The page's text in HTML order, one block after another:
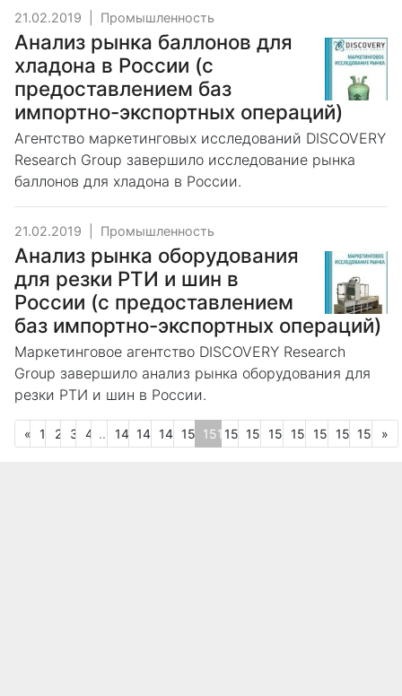
21.02.2019 Промышленность
Анализ рынка баллонов для
хладона в России (с
предоставлением баз
импортно-экспортных операций)
Агентство маркетинговых исследований DISCOVERY
Research Group завершило исследование рынка
баллонов для хладона в России.
21.02.2019 Промышленность
Анализ рынка оборудования
для резки РТИ и шин в
России (с предоставлением
баз импортно-экспортных операций)
Маркетинговое агентство DISCOVERY Research
Group завершило анализ рынка оборудования для
резки РТИ и шин в России.
« Предыдущая
1 2 3 4 ... 147 148 149 150 151
(текущая)
152153154155156 157 158 »